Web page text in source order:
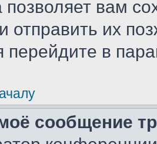
позволяет вам
отправить их
в
сообщение